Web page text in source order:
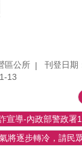
區公所
刊登日期
13
宣導-內政部警政署
將逐步轉冷，請民眾